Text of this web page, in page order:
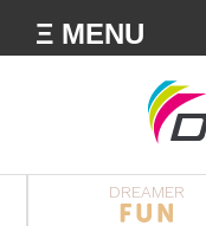
Ξ MENU
DREAMER